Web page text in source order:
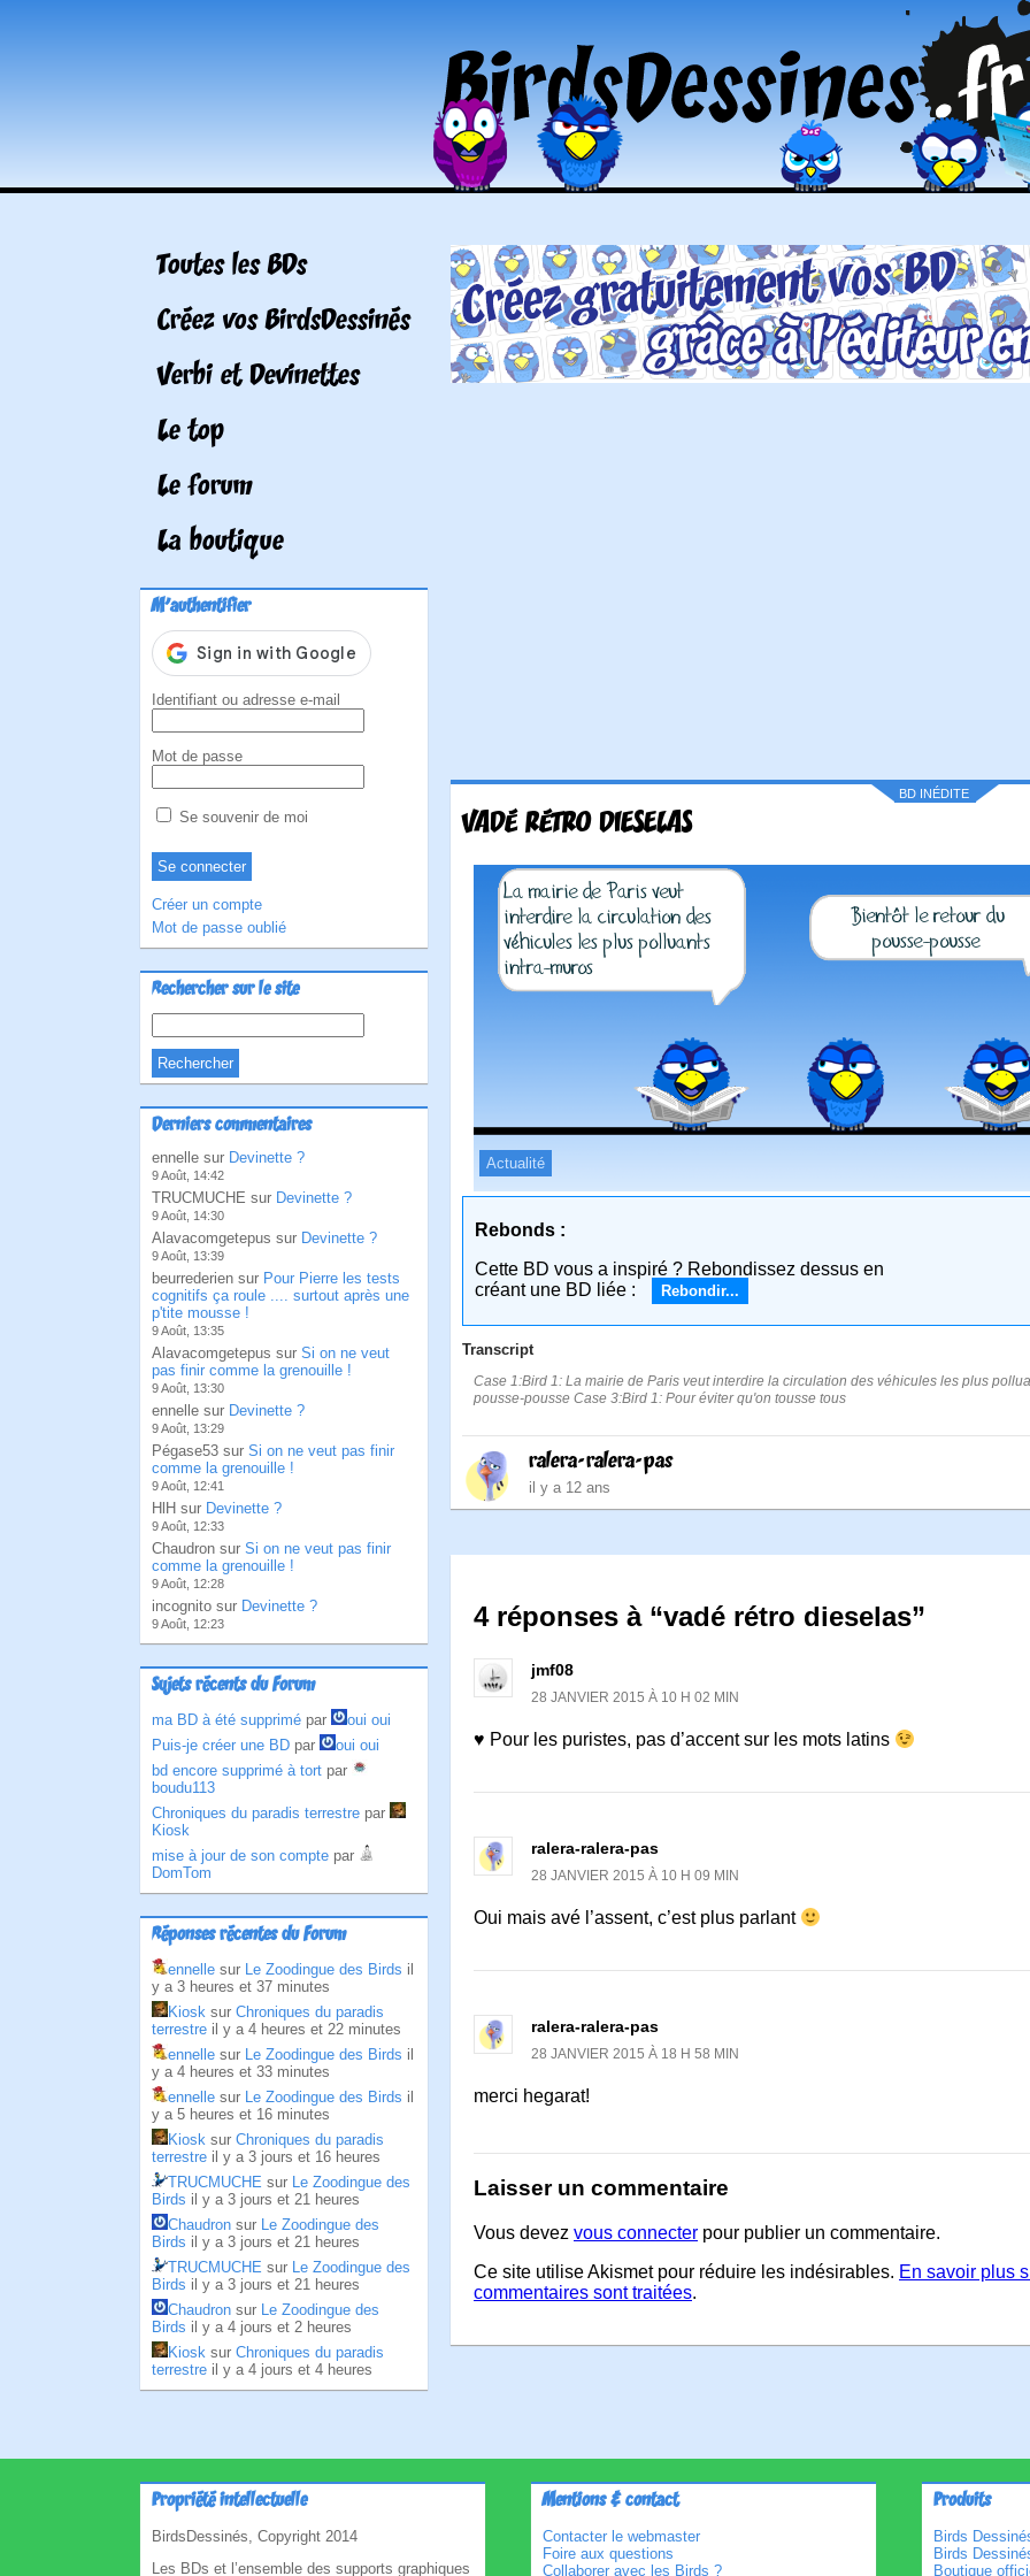
Toutes les BDs
Créez vos BirdsDessinés
Verbi et Devinettes
Le top
Le forum
La boutique
M'authentifier
Identifiant ou adresse e-mail
Mot de passe
Se souvenir de moi
Créer un compte
Mot de passe oublié
Rechercher sur le site
Derniers commentaires
ennelle sur Devinette ?
9 Août, 14:42
TRUCMUCHE sur Devinette ?
9 Août, 14:30
Alavacomgetepus sur Devinette ?
9 Août, 13:39
beurrederien sur Pour Pierre les tests
cognitifs ça roule .... surtout après une
p'tite mousse !
9 Août, 13:35
Alavacomgetepus sur Si on ne veut
pas finir comme la grenouille !
9 Août, 13:30
ennelle sur Devinette ?
9 Août, 13:29
Pégase53 sur Si on ne veut pas finir
comme la grenouille !
9 Août, 12:41
HlH sur Devinette ?
9 Août, 12:33
Chaudron sur Si on ne veut pas finir
comme la grenouille !
9 Août, 12:28
incognito sur Devinette ?
9 Août, 12:23
Sujets récents du Forum
ma BD à été supprimé par
oui oui
Puis-je créer une BD par
oui oui
bd encore supprimé à tort par
boudu113
Chroniques du paradis terrestre par
Kiosk
mise à jour de son compte par
DomTom
Réponses récentes du Forum
ennelle sur Le Zoodingue des Birds il
y a 3 heures et 37 minutes
Kiosk sur Chroniques du paradis
terrestre il y a 4 heures et 22 minutes
ennelle sur Le Zoodingue des Birds il
y a 4 heures et 33 minutes
ennelle sur Le Zoodingue des Birds il
y a 5 heures et 16 minutes
Kiosk sur Chroniques du paradis
terrestre il y a 3 jours et 16 heures
TRUCMUCHE sur Le Zoodingue des
Birds il y a 3 jours et 21 heures
Chaudron sur Le Zoodingue des
Birds il y a 3 jours et 21 heures
TRUCMUCHE sur Le Zoodingue des
Birds il y a 3 jours et 21 heures
Chaudron sur Le Zoodingue des
Birds il y a 4 jours et 2 heures
Kiosk sur Chroniques du paradis
terrestre il y a 4 jours et 4 heures
BD INÉDITE
VADÉ RÉTRO DIESELAS
Actualité
Rebonds :
Cette BD vous a inspiré ? Rebondissez dessus en
créant une BD liée :
Rebondir...
Transcript
Case 1:Bird 1: La mairie de Paris veut interdire la circulation des véhicules les plus
pousse-pousse Case 3:Bird 1: Pour éviter qu'on tousse tous
ralera-ralera-pas
il y a 12 ans
4 réponses à “vadé rétro dieselas”
jmf08
28 JANVIER 2015 À 10 H 02 MIN
♥ Pour les puristes, pas d’accent sur les mots latins
ralera-ralera-pas
28 JANVIER 2015 À 10 H 09 MIN
Oui mais avé l’assent, c’est plus parlant
ralera-ralera-pas
28 JANVIER 2015 À 18 H 58 MIN
merci hegarat!
Laisser un commentaire
Vous devez vous connecter pour publier un commentaire.
Ce site utilise Akismet pour réduire les indésirables. En savoir plus
commentaires sont traitées.
Propriété intellectuelle
BirdsDessinés, Copyright 2014
Les BDs et l’ensemble des supports graphiques
Mentions & contact
Contacter le webmaster
Foire aux questions
Collaborer avec les Birds ?
Produits
Birds
Birds
Boutique